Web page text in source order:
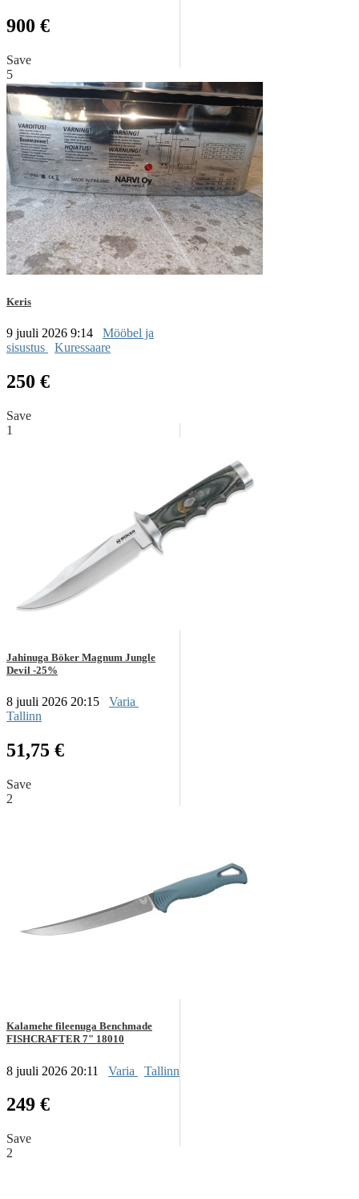
900 €
Save
5
Keris
9 juuli 2026 9:14
Mööbel ja
sisustus
Kuressaare
250 €
Save
1
Jahinuga Böker Magnum Jungle
Devil -25%
8 juuli 2026 20:15
Varia
Tallinn
51,75 €
Save
2
Kalamehe fileenuga Benchmade
FISHCRAFTER 7" 18010
8 juuli 2026 20:11 Varia Tallinn
249 €
Save
2